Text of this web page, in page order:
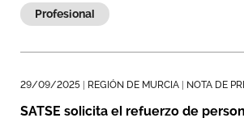
Profesional
29/09/2025 REGIÓN DE MURCIA NOTA DE
SATSE solicita el refuerzo de